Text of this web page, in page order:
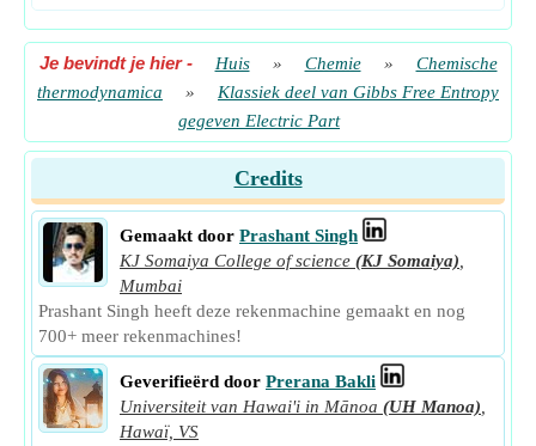
Je bevindt je hier- Huis » Chemie »
Chemische
thermodynamica
»
Klassiek deel van Gibbs Free Entropy
gegeven Electric Part
Credits
Gemaakt door Prashant Singh
KJ Somaiya College of science (KJ Somaiya)
Mumbai
Prashant Singh heeft deze rekenmachine gemaakt en nog
700+ meer rekenmachines!
Geverifieërd door Prerana Bakli
Universiteit van Hawai'i in Mānoa (UH Manoa)
Hawaï, VS